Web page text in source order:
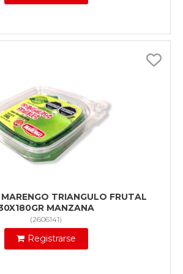
TRIANGULO FRUTAL
MANZANA
(2606141)
Registrarse